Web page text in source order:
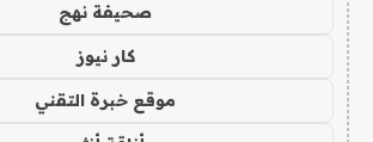
صحيفة نهج
كار نيوز
موقع خبرة التقني